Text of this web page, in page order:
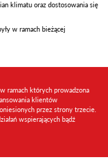
klimatu oraz dostosowania się
w ramach bieżącej
ramach których prowadzona
klientów
przez strony trzecie.
wspierających bądź